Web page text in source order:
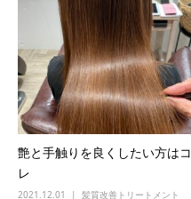
艶と手触りを良くしたい方はコ
レ
2021.12.01 髪質改善トリートメント